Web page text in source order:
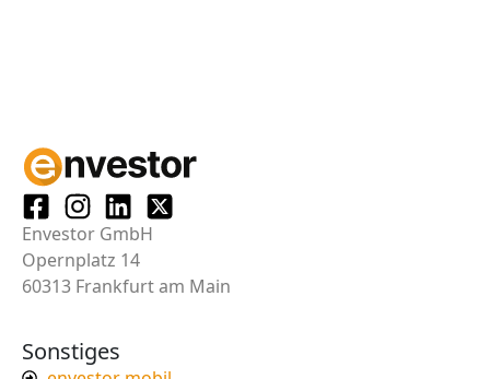
Envestor GmbH
Opernplatz 14
60313 Frankfurt am Main
Sonstiges